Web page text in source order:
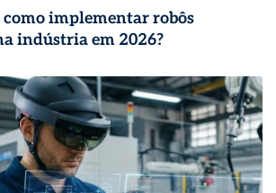
como implementar robôs
indústria em 2026?